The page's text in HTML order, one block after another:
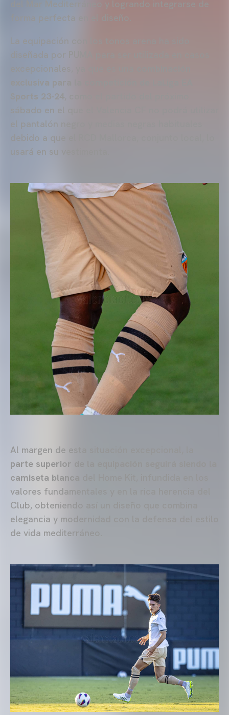
del Mar Mediterráneo y logrando integrarse de
forma perfecta en el diseño.
La equipación con los tonos arena ha sido
diseñada por PUMA para ser utilizada en casos
excepcionales, ya que es una
exclusiva para la competición de LaLiga EA
Sports 23-24
sábado en el que el Valencia CF no podrá utilizar
el pantalón negro y medias negras habituales
debido a que el RCD Mallorca, conjunto local, lo
usará en su vestimenta.
Al margen de esta situación excepcional, la
parte superior de la equipación seguirá siendo la
camiseta blanca
valores fundamentales y en la rica herencia del
Club, obteniendo así un diseño que combina
elegancia y modernidad con la defensa del estilo
de vida mediterráneo.